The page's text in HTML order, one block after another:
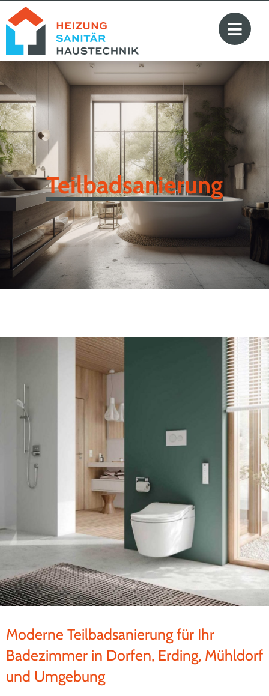
Teilbadsanierung
Moderne Teilbadsanierung für Ihr
Badezimmer in Dorfen, Erding, Mühldorf
und Umgebung